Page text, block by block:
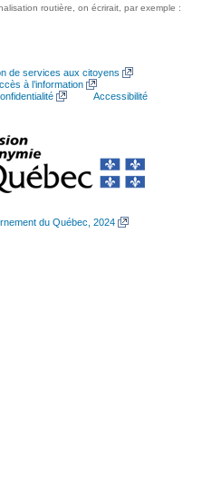
routière, on écrirait, par exemple :
de services aux citoyens
à l’information
Accessibilité
du Québec, 2024